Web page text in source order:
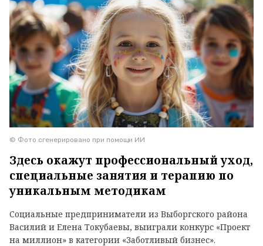
© Фото сгенерировано при помощи ИИ
Здесь окажут профессиональный уход,
специальные занятия и терапию по
уникальным методикам
Социальные предприниматели из Выборгского района
Василий и Елена Токубаевы, выиграли конкурс «Проект
на миллион» в категории «Заботливый бизнес».